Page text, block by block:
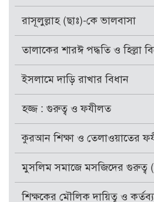
রাসূলুল্লাহ (ছাঃ)-কে ভালবাসা
তালাকের শারঈ পদ্ধতি ও হিল্লা
ইসলামে দাড়ি রাখার বিধান
হজ্জ : গুরুত্ব ও ফযীলত
কুরআন শিক্ষা ও তেলাওয়াতের
মুসলিম সমাজে মসজিদের গুরুত্ব
শিক্ষকের মৌলিক দায়িত্ব ও